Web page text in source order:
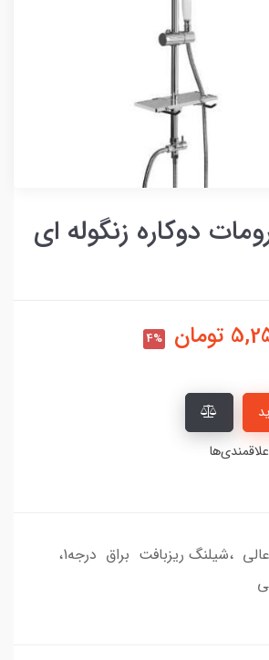
دوکاره زنگوله ای
تومان 4%
علم کرومات کیفیت عالی ،شیلنگ ریزبافت براق درجه1،